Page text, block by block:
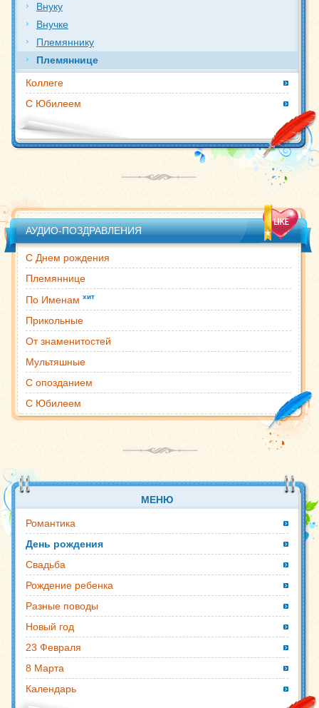
Внуку
Внучке
Племяннику
Племяннице
Коллеге
С Юбилеем
АУДИО-ПОЗДРАВЛЕНИЯ
С Днем рождения
Племяннице
По Именам хит
Прикольные
От знаменитостей
Мультяшные
С опозданием
С Юбилеем
МЕНЮ
Романтика
День рождения
Свадьба
Рождение ребенка
Разные поводы
Новый год
23 Февраля
8 Марта
Календарь